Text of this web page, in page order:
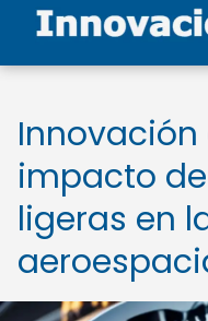
Innovación
impacto
ligeras en